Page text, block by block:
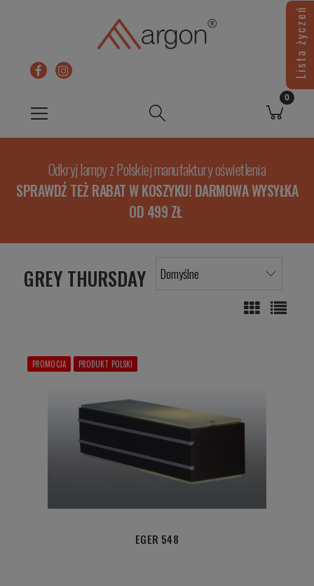
Odkryj lampy z Polskiej manufaktury oświetlenia
SPRAWDŹ TEŻ RABAT W KOSZYKU! DARMOWA WYSYŁKA
OD 499 ZŁ
GREY THURSDAY
EGER 548
PROMOCJA PRODUKT POLSKI
Lista życzeń